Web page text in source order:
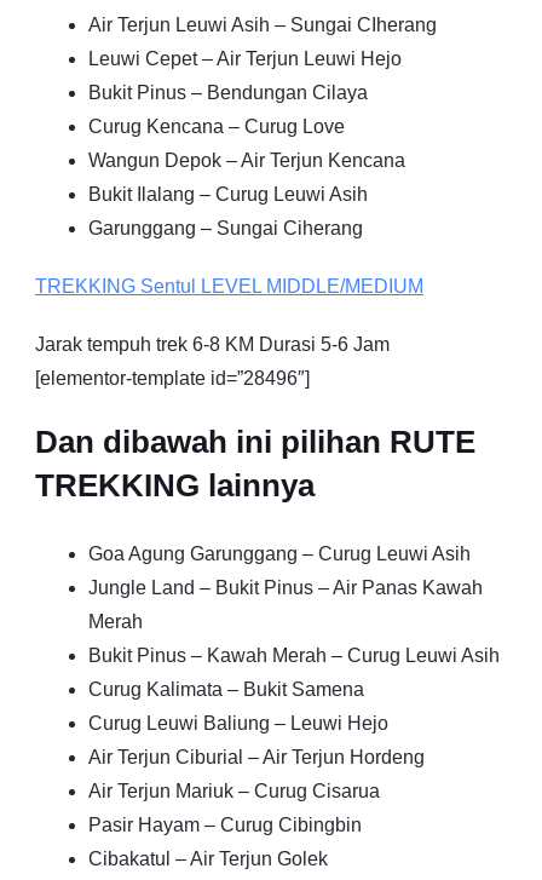
Air Terjun Leuwi Asih – Sungai CIherang
Leuwi Cepet – Air Terjun Leuwi Hejo
Bukit Pinus – Bendungan Cilaya
Curug Kencana – Curug Love
Wangun Depok – Air Terjun Kencana
Bukit Ilalang – Curug Leuwi Asih
Garunggang – Sungai Ciherang
TREKKING Sentul LEVEL MIDDLE/MEDIUM
Jarak tempuh trek 6-8 KM Durasi 5-6 Jam
[elementor-template id=”28496″]
Dan dibawah ini pilihan RUTE
TREKKING lainnya
Goa Agung Garunggang – Curug Leuwi Asih
Jungle Land – Bukit Pinus – Air Panas Kawah
Merah
Bukit Pinus – Kawah Merah – Curug Leuwi Asih
Curug Kalimata – Bukit Samena
Curug Leuwi Baliung – Leuwi Hejo
Air Terjun Ciburial – Air Terjun Hordeng
Air Terjun Mariuk – Curug Cisarua
Pasir Hayam – Curug Cibingbin
Cibakatul – Air Terjun Golek